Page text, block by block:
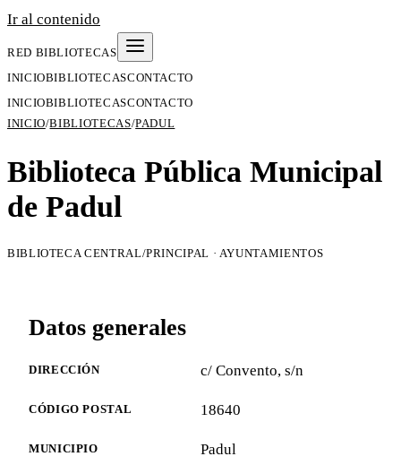
Ir al contenido
RED BIBLIOTECAS
INICIOBIBLIOTECASCONTACTO
INICIOBIBLIOTECASCONTACTO
INICIO/BIBLIOTECAS/PADUL
Biblioteca Pública Municipal
de Padul
BIBLIOTECA CENTRAL/PRINCIPAL · AYUNTAMIENTOS
Datos generales
DIRECCIÓN c/ Convento, s/n
CÓDIGO POSTAL 18640
MUNICIPIO Padul